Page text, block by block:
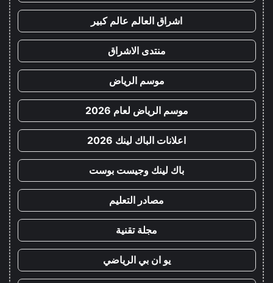
اشراق العالم عالم كبير
منتدى الاشراق
موسم الرياض
موسم الرياض لعام 2026
اعلانات الباك لينك 2026
باك لينك وجيست بوست
مصادر التعليم
مجلة تقنية
يو ان بي الرياضي